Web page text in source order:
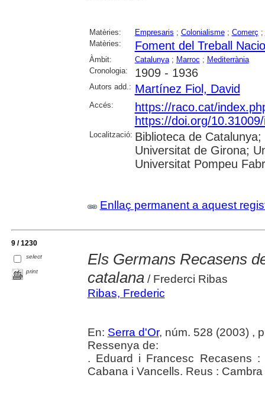
Matèries: Empresaris ; Colonialisme; Comerç ;
Matèries:
Foment del Treball
Àmbit: Catalunya; Marroc ; Mediterrània
Cronologia:
1909 - 1936
Autors add.: Martínez Fiol, David
Accés:
https://raco.cat/
https://doi.org/
Localització: Biblioteca de
Universitat de Girona;
Universitat Pompeu
Enllaç permanent a aquest
9 / 1230
select
print
Els Germans Recasens
catalana/ Frederci Ribas
Ribas, Frederic
En: Serra d'Or, núm. 528 (2003) ,
Ressenya de:
. Eduard i Francesc Recasens
Cabana i Vancells. Reus :